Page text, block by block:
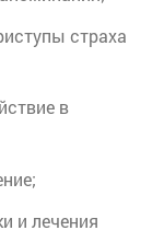
страха
в
и лечения